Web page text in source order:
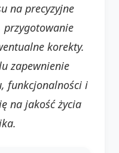
na precyzyjne
korekty.
zapewnienie
funkcjonalności i
na jakość życia